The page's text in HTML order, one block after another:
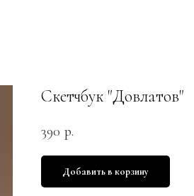
Скетчбук "Довлатов"
390 р.
Добавить в корзину